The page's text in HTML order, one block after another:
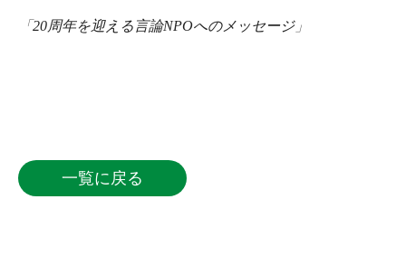
「20周年を迎える言論NPOへのメッセージ」
一覧に戻る